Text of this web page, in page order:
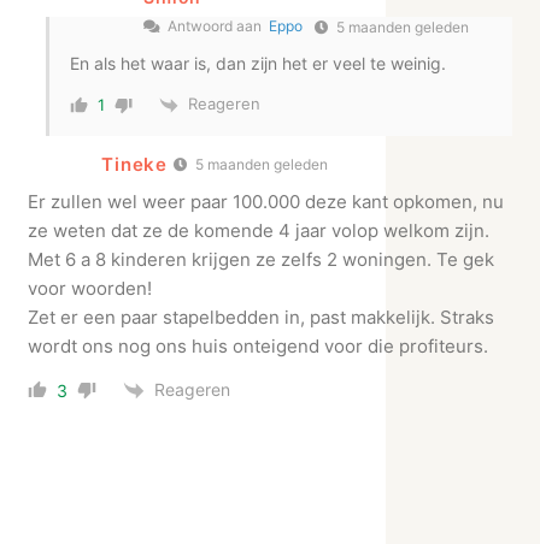
Antwoord aan Eppo 5 maanden geleden
En als het waar is, dan zijn het er veel te weinig.
1 Reageren
Tineke 5 maanden geleden
Er zullen wel weer paar 100.000 deze kant opkomen, nu
ze weten dat ze de komende 4 jaar volop welkom zijn.
Met 6 a 8 kinderen krijgen ze zelfs 2 woningen. Te gek
voor woorden!
Zet er een paar stapelbedden in, past makkelijk. Straks
wordt ons nog ons huis onteigend voor die profiteurs.
3 Reageren